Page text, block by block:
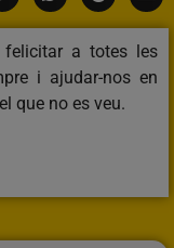
felicitar a totes les
i ajudar-nos en
que no es veu.